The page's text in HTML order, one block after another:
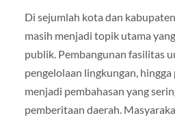
Di sejumlah kota dan
masih menjadi topik utama
publik. Pembangunan fasilitas
pengelolaan lingkungan,
menjadi pembahasan yang
pemberitaan daerah.